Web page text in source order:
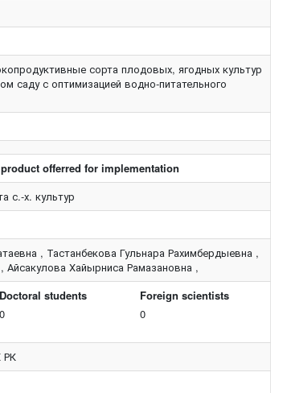
сорта плодовых, ягодных культур
саду с оптимизацией водно-питательного
offerred for implementation
с.-х. культур
, Тастанбекова Гульнара Рахимбердыевна ,
Хайырниса Рамазановна ,
Doctoral students
0
Foreign scientists
0
РК